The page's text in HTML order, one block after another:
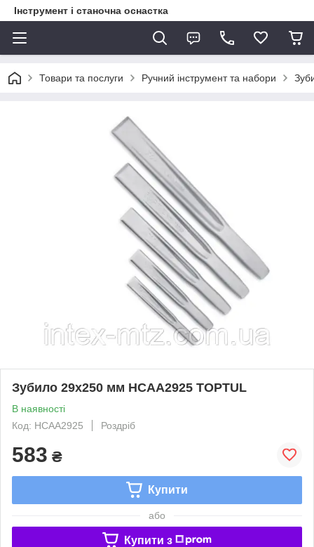
Інструмент і станочна оснастка
Товари та послуги Ручний інструмент та набори
Зубило 29х250 мм HCAA2925 TOPTUL
В наявності
Код: HCAA2925
Роздріб
583 ₴
Купити
або
Купити з